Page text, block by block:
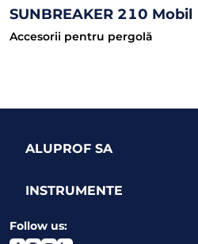
SUNBREAKER 210 Mobil
Accesorii pentru pergolă
ALUPROF SA
INSTRUMENTE
Follow us: